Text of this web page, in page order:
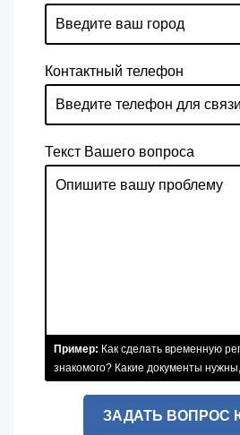
Контактный телефон
Текст Вашего вопроса
Пример: Как сделать временную
знакомого? Какие документы
ЗАДАТЬ ВОПРОС